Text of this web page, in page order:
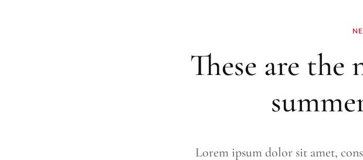
These are the
Lorem ipsum dolor sit amet,